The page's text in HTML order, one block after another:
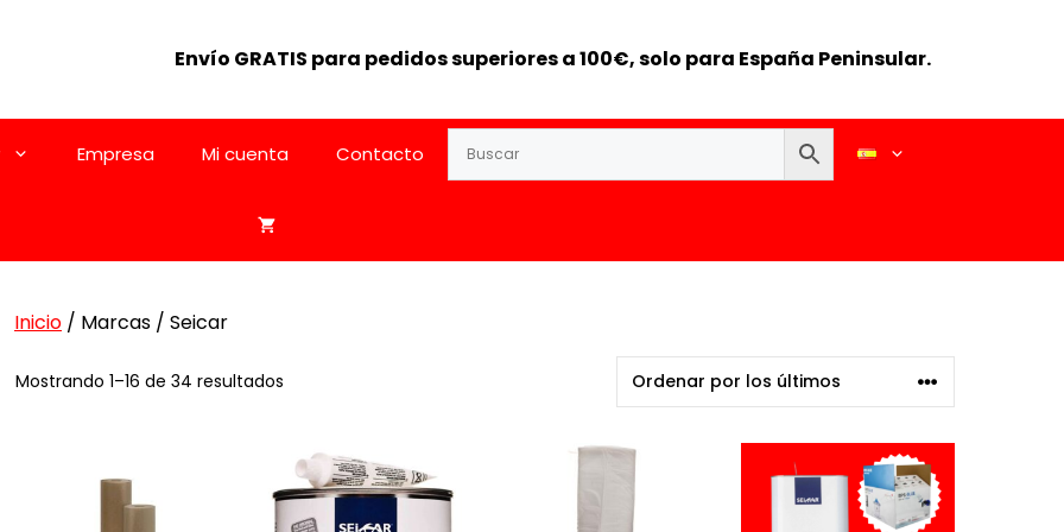
Envío GRATIS para pedidos superiores a 100€, solo para España Peninsular.
Empresa Mi cuenta Contacto
Inicio / Marcas / Seicar
Mostrando 1–16 de 34 resultados
últimos
producto
producto